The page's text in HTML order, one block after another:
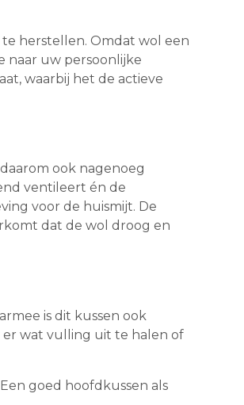
herstellen. Omdat wol een
naar uw persoonlijke
waarbij het de actieve
ook nagenoeg
ventileert én de
voor de huismijt. De
dat de wol droog en
is dit kussen ook
er wat vulling uit te halen of
goed hoofdkussen als